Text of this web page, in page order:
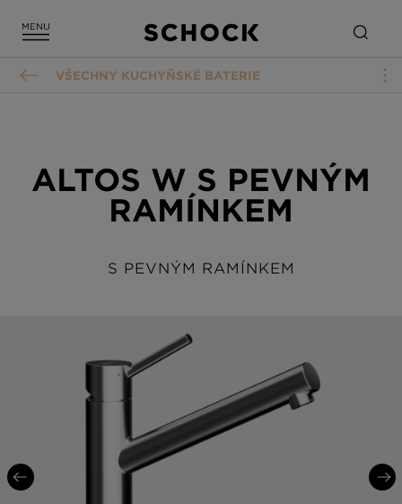
VŠECHNY KUCHYŇSKÉ BATERIE
ALTOS W S PEVNÝM
RAMÍNKEM
S PEVNÝM RAMÍNKEM